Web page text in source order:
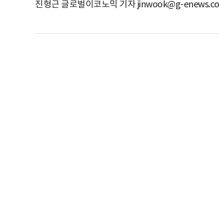
진형근 글로벌이코노믹 기자 jinwook@g-